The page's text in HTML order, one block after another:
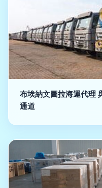
布埃納文圖拉海運代理
通道